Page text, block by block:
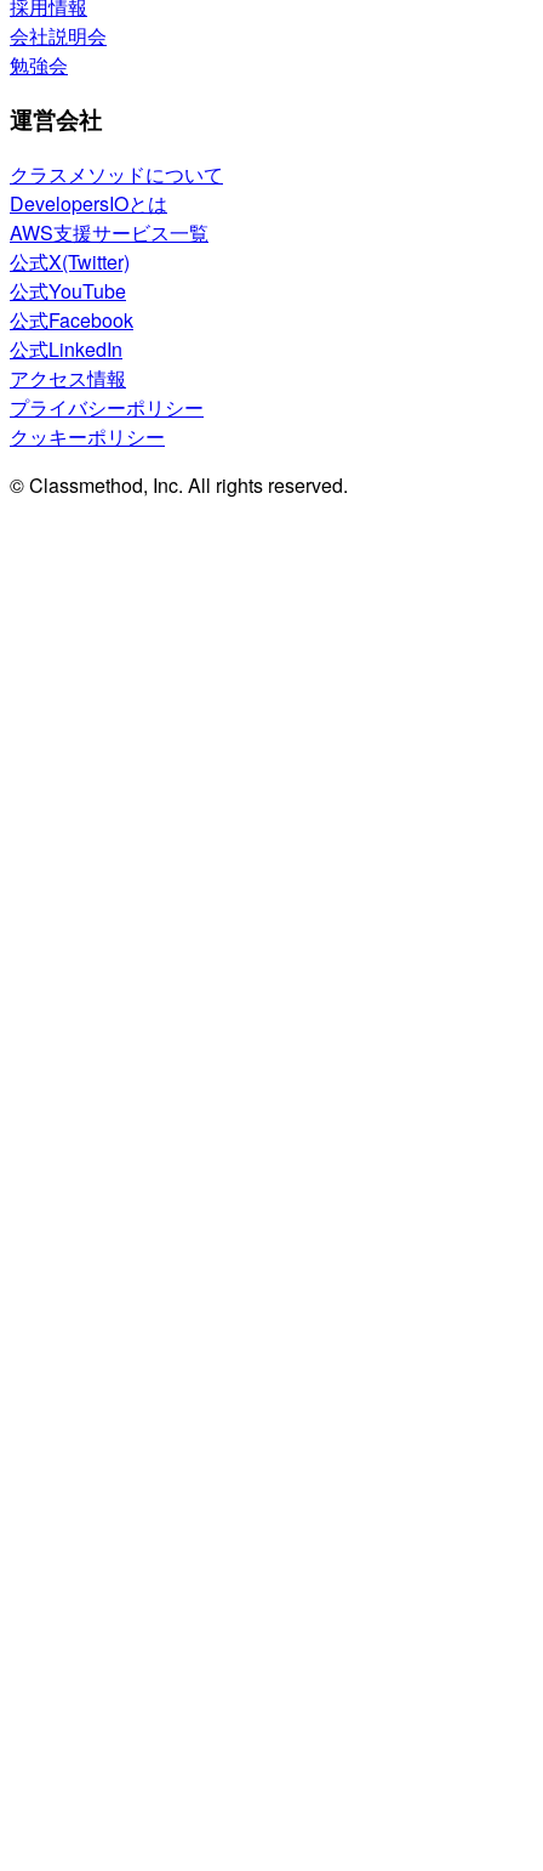
採用情報
会社説明会
勉強会
運営会社
クラスメソッドについて
DevelopersIOとは
AWS支援サービス一覧
公式X(Twitter)
公式YouTube
公式Facebook
公式LinkedIn
アクセス情報
プライバシーポリシー
クッキーポリシー
© Classmethod, Inc. All rights reserved.